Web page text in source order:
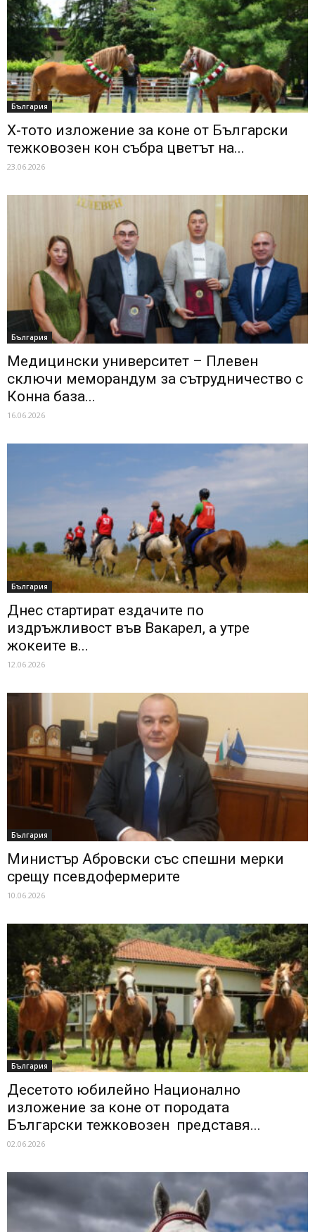
България
X-тото изложение за коне от Български
тежковозен кон събра цветът на...
23.06.2026
България
Медицински университет – Плевен
сключи меморандум за сътрудничество с
Конна база...
16.06.2026
България
Днес стартират ездачите по
издръжливост във Вакарел, а утре
жокеите в...
12.06.2026
България
Министър Абровски със спешни мерки
срещу псевдофермерите
10.06.2026
България
Десетото юбилейно Национално
изложение за коне от породата
Български тежковозен представя...
02.06.2026